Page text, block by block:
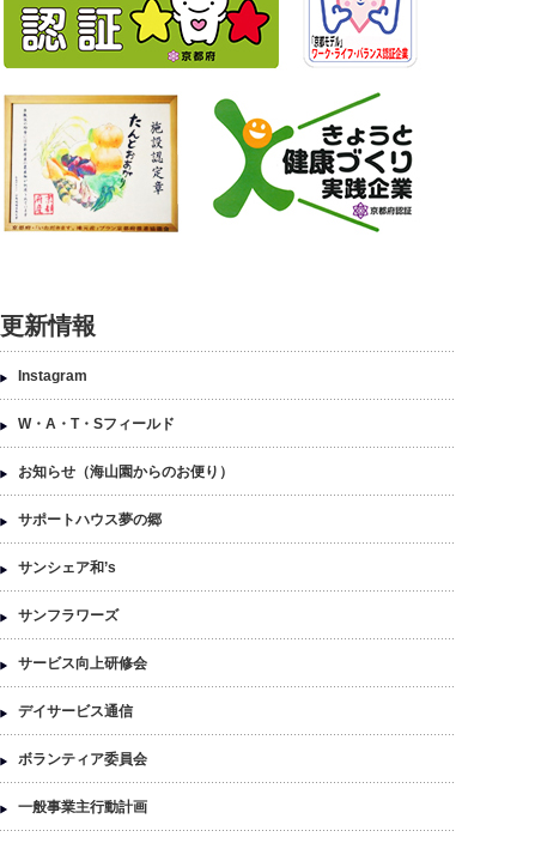
更新情報
Instagram
W・A・T・Sフィールド
お知らせ（海山園からのお便り）
サポートハウス夢の郷
サンシェア和’s
サンフラワーズ
サービス向上研修会
デイサービス通信
ボランティア委員会
一般事業主行動計画